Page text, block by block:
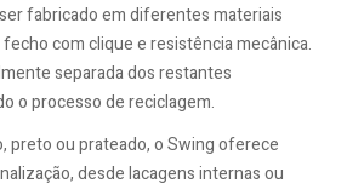
fabricado em diferentes materiais
com clique e resistência mecânica.
separada dos restantes
o processo de reciclagem.
preto ou prateado, o Swing oferece
desde lacagens internas ou